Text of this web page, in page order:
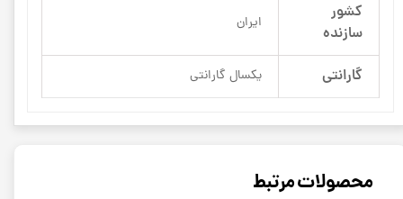
کشور
سازنده
ایران
گارانتی یکسال گارانتی
محصولات مرتبط